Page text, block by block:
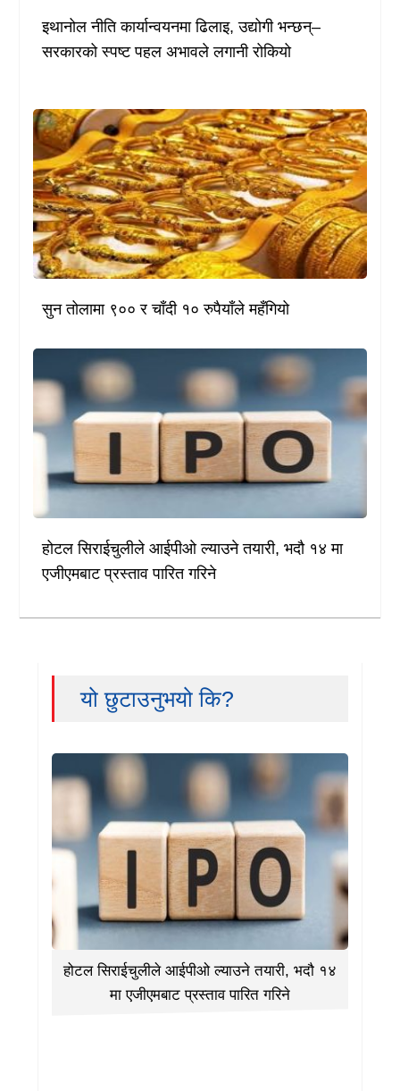
इथानोल नीति कार्यान्वयनमा ढिलाइ, उद्योगी भन्छन्–
सरकारको स्पष्ट पहल अभावले लगानी रोकियो
सुन तोलामा ९०० र चाँदी १० रुपैयाँले महँगियो
होटल सिराईचुलीले आईपीओ ल्याउने तयारी, भदौ १४ मा
एजीएमबाट प्रस्ताव पारित गरिने
यो छुटाउनुभयो कि?
होटल सिराईचुलीले आईपीओ ल्याउने तयारी, भदौ १४
मा एजीएमबाट प्रस्ताव पारित गरिने